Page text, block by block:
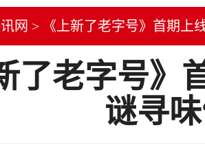
网 > 《上新了老字号》首期上
了老字号》
谜寻